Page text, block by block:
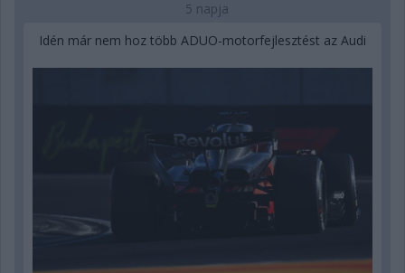
5 napja
Idén már nem hoz több ADUO-motorfejlesztést az Audi